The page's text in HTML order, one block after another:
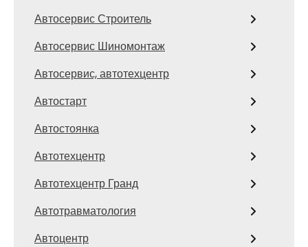
Автосервис Строитель
Автосервис Шиномонтаж
Автосервис, автотехцентр
Автостарт
Автостоянка
Автотехцентр
Автотехцентр Гранд
Автотравматология
Автоцентр